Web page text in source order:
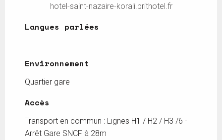
hotel-saint-nazaire-korali.brithotel.fr
Langues parlées
Langues parlées
Environnement
Environnement
Quartier gare
Accès
Accès
Transport en commun : Lignes H1 / H2 / H3 /6 -
Arrêt Gare SNCF à 28m